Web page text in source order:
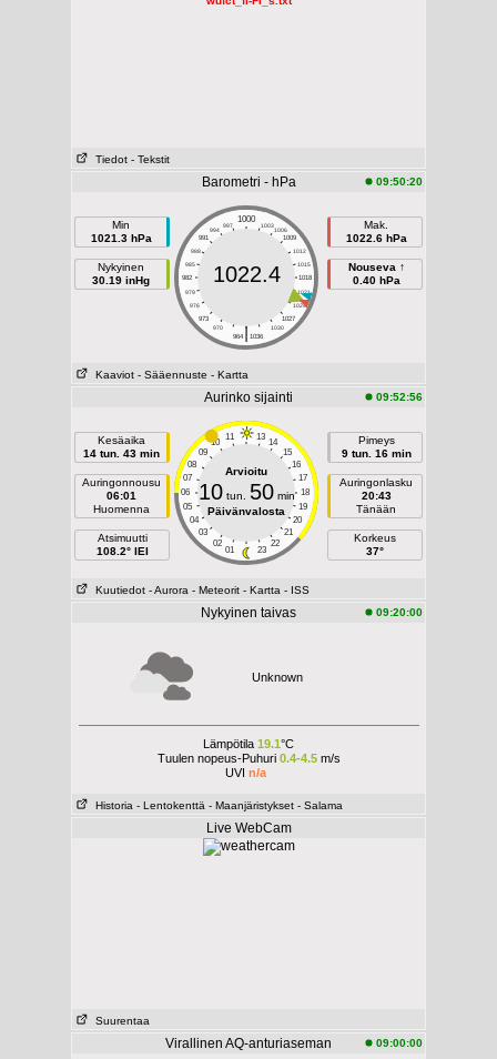
Tiedot - Tekstit
Barometri - hPa 09:50:20
Min
1021.3 hPa
Nykyinen
30.19 inHg
1000
997 1003
994
1006
991
1009
988
1012
985
1015
982
1018
979
1021
976
1024
973
1027
970
1030
|
964 1036
1022.4
Mak.
1022.6 hPa
Nouseva ↑
0.40 hPa
Kaaviot - Sääennuste - Kartta
Aurinko sijainti 09:52:56
Kesäaika
14 tun. 43 min
Auringonnousu
06:01
Huomenna
Atsimuutti
108.2° IEI
11 13
10
14
09
15
08
16
07
17
06
18
05
19
04
20
03
21
02
22
01 23
Arvioitu
10tun. 50min
Päivänvalosta
Pimeys
9 tun. 16 min
Auringonlasku
20:43
Tänään
Korkeus
37°
Kuutiedot - Aurora - Meteorit - Kartta - ISS
Nykyinen taivas 09:20:00
Unknown
Lämpötila 19.1°C
Tuulen nopeus-Puhuri 0.4-4.5m/s
UVI n/a
Historia - Lentokenttä - Maanjäristykset - Salama
Live WebCam
Suurentaa
Virallinen AQ-anturiaseman 09:00:00